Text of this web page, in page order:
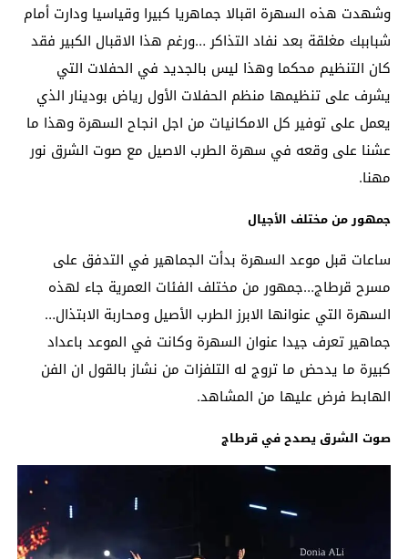
وشهدت هذه السهرة اقبالا جماهريا كبيرا وقياسيا ودارت أمام
شباببك مغلقة بعد نفاد التذاكر …ورغم هذا الاقبال الكبير فقد
كان التنظيم محكما وهذا ليس بالجديد في الحفلات التي
يشرف على تنظيمها منظم الحفلات الأول رياض بودينار الذي
يعمل على توفير كل الامكانيات من اجل انجاح السهرة وهذا ما
عشنا على وقعه في سهرة الطرب الاصيل مع صوت الشرق نور
مهنا.
جمهور من مختلف الأجيال
ساعات قبل موعد السهرة بدأت الجماهير في التدفق على
مسرح قرطاج…جمهور من مختلف الفئات العمرية جاء لهذه
السهرة التي عنوانها الابرز الطرب الأصيل ومحاربة الابتذال…
جماهير تعرف جيدا عنوان السهرة وكانت في الموعد باعداد
كبيرة ما يدحض ما تروج له التلفزات من نشاز بالقول ان الفن
الهابط فرض عليها من المشاهد.
صوت الشرق يصدح في قرطاج